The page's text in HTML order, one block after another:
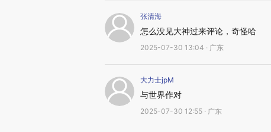
张清海
怎么没见大神过来评论，奇怪哈
2025-07-30 13:04 · 广东
大力士jpM
与世界作对
2025-07-30 12:55 · 广东